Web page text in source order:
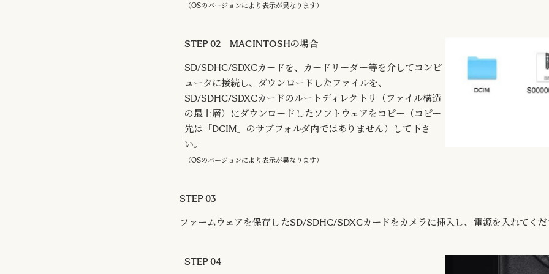
（OSのバージョンにより表示が異なります）
STEP 02 MACINTOSHの場合
SD/SDHC/SDXCカードを、カードリーダー等を介してコンピ
ュータに接続し、ダウンロードしたファイルを、
SD/SDHC/SDXCカードのルートディレクトリ（ファイル構造
の最上層）にダウンロードしたソフトウェアをコピー（コピー
先は「DCIM」のサブフォルダ内ではありません）して下さ
い。
（OSのバージョンにより表示が異なります）
STEP 03
ファームウェアを保存したSD/SDHC/SDXCカードをカメラに挿入し、電源を入れてく
STEP 04